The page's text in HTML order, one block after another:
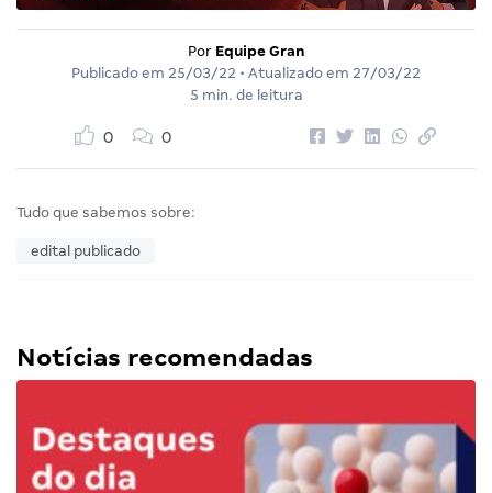
Por Equipe Gran
Publicado em 25/03/22 • Atualizado em 27/03/22
5 min. de leitura
0 0
Tudo que sabemos sobre:
edital publicado
Notícias recomendadas